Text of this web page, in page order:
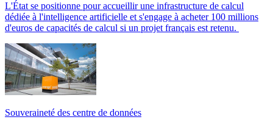
L'État se positionne pour accueillir une infrastructure de calcul
dédiée à l'intelligence artificielle et s'engage à acheter 100 millions
d'euros de capacités de calcul si un projet français est retenu.
Souveraineté des centre de données